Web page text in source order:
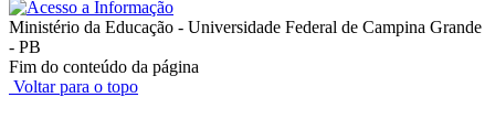
Ministério da Educação - Universidade Federal de Campina Grande
- PB
Fim do conteúdo da página
Voltar para o topo